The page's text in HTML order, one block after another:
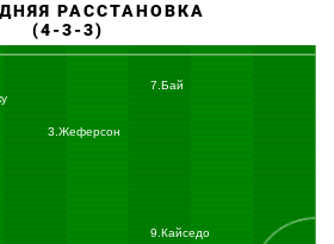
РАССТАНОВКА
(4-3-3)
7.Бай
3.Жеферсон
9.Кайседо